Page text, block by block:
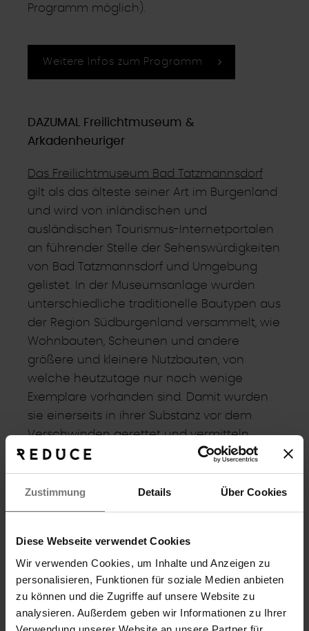
Zustimmung Details Über Cookies
Diese Webseite verwendet Cookies
Wir verwenden Cookies, um Inhalte und Anzeigen zu
personalisieren, Funktionen für soziale Medien anbieten
zu können und die Zugriffe auf unsere Website zu
analysieren. Außerdem geben wir Informationen zu Ihrer
Programm möglich).
Weitere Infos zum Programm
DAZUMAL Freilichtmuseum &
Arkadenheuriger
Das Freilichtmuseum Bad Tatzmannsdorf
gilt als das älteste seiner Art im Burgenland
und wird von inländischen und
ausländischen Tourismus-Internetportalen
an führender Stelle der Sehenswürdigkeiten
von Bad Tatzmannsdorf und Umgebung
gelistet. In der Museumsanlage wurden
unterschiedliche traditionelle Bautypen aus
der Region Südburgenland versammelt, wie
Wohnbauten, Scheunen und andere
größere und kleinere Nutzbauten, von
welche heutzutage nur noch wenige
Exemplare vorhanden sind. Damit wurden
sie einerseits in ihrer Substanz vor dem
Verschwinden gerettet und vermitteln
andererseits den Besuchern einen
Überblick über das ländliche Bauen in
vormoderner Zeit. DAZUMAL steht für Leben
von damals und den Genuss von heute. So
Museumsangebot mit burgenländischer
Kulinarik zu einer kleinen, feinen Erlebniswelt
vereinen.